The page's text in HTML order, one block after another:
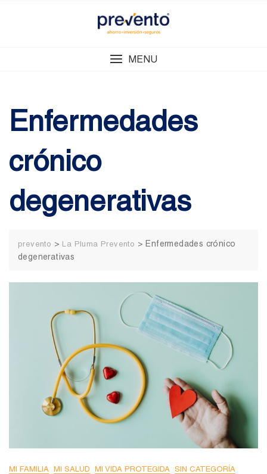
MENU
Enfermedades
crónico
degenerativas
prevento > La Pluma Prevento > Enfermedades crónico
degenerativas
MI FAMILIA MI SALUD MI VIDA PROTEGIDA SIN CATEGORÍA